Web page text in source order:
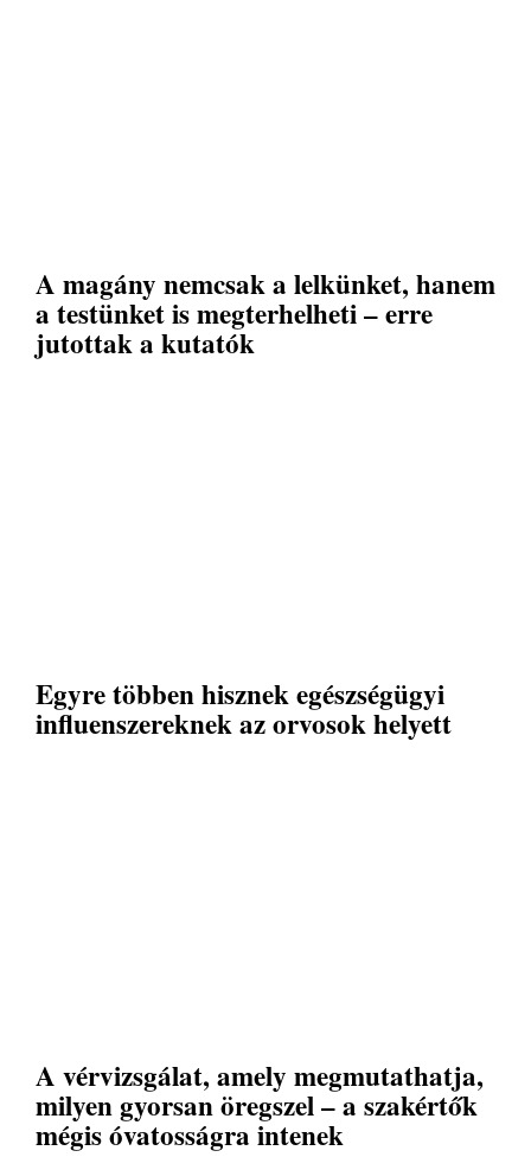
A magány nemcsak a lelkünket, hanem
a testünket is megterhelheti – erre
jutottak a kutatók
Egyre többen hisznek egészségügyi
influenszereknek az orvosok helyett
A vérvizsgálat, amely megmutathatja,
milyen gyorsan öregszel – a szakértők
mégis óvatosságra intenek